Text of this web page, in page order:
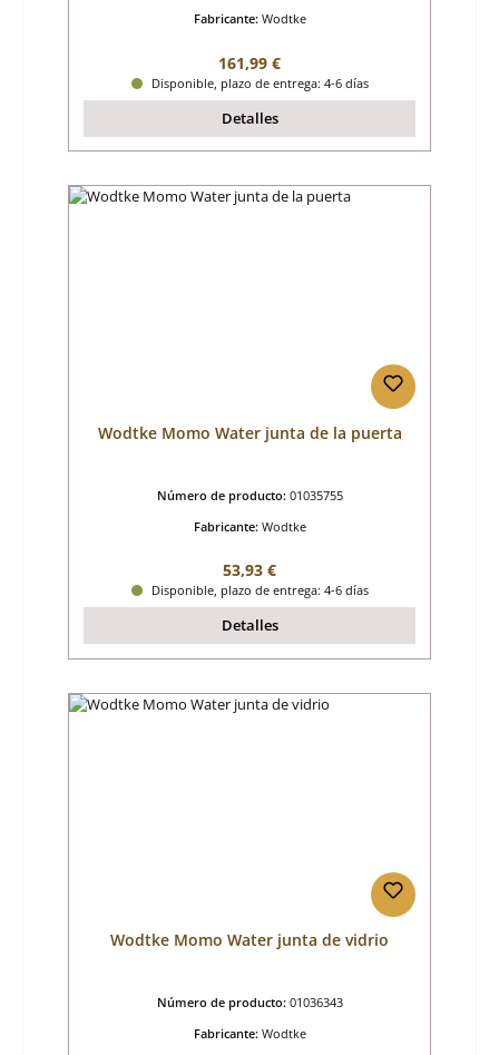
Fabricante: Wodtke
Precio normal:
161,99 €
Disponible, plazo de entrega: 4-6 días
Detalles
Wodtke Momo Water junta de la puerta
Número de producto: 01035755
Fabricante: Wodtke
Precio normal:
53,93 €
Disponible, plazo de entrega: 4-6 días
Detalles
Wodtke Momo Water junta de vidrio
Número de producto: 01036343
Fabricante: Wodtke